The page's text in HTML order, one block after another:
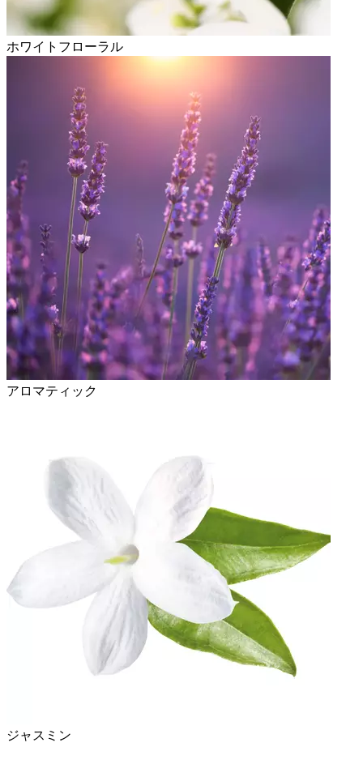
ホワイトフローラル
アロマティック
ジャスミン